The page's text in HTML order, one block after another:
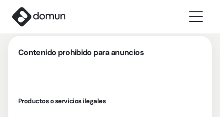
Contenido prohibido para anuncios
Productos o servicios ilegales